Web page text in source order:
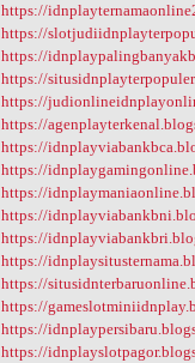
https://
https://
https://
https://
https://
https://
https://
https://
https://
https://
https://
https://
https://
https://
https://
https://